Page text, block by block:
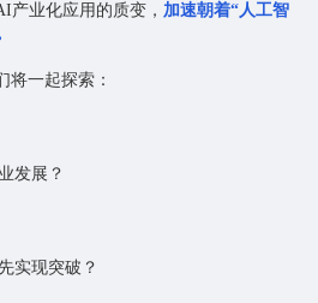
产业化应用的质变， 加速朝着“人工智
将一起探索：
发展？
实现突破？